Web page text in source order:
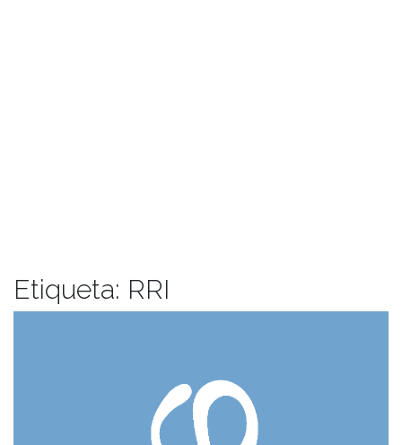
Etiqueta: RRI